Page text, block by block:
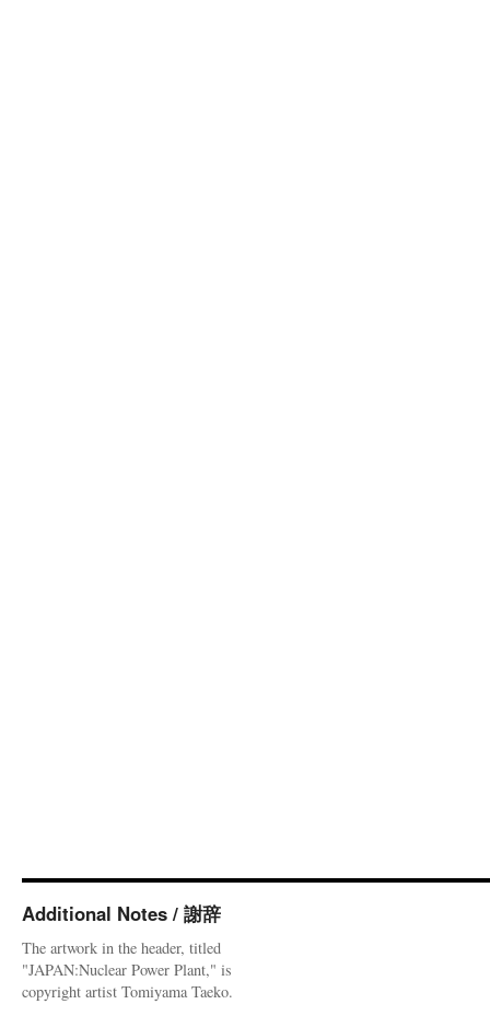
Additional Notes / 謝辞
The artwork in the header, titled
"JAPAN:Nuclear Power Plant," is
copyright artist Tomiyama Taeko.